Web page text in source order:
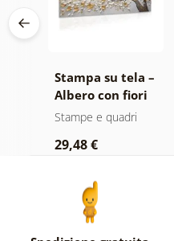
Stampa su tela –
Albero con fiori
bianco-dorati
Stampe e quadri
29,48 €